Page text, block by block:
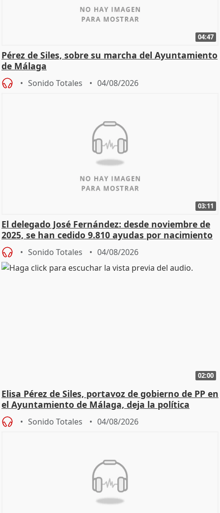
04:47
Pérez de Siles, sobre su marcha del Ayuntamiento
de Málaga
Sonido Totales 04/08/2026
03:11
El delegado José Fernández: desde noviembre de
2025, se han cedido 9.810 ayudas por nacimiento
Sonido Totales 04/08/2026
02:00
Elisa Pérez de Siles, portavoz de gobierno de PP en
el Ayuntamiento de Málaga, deja la política
Sonido Totales 04/08/2026